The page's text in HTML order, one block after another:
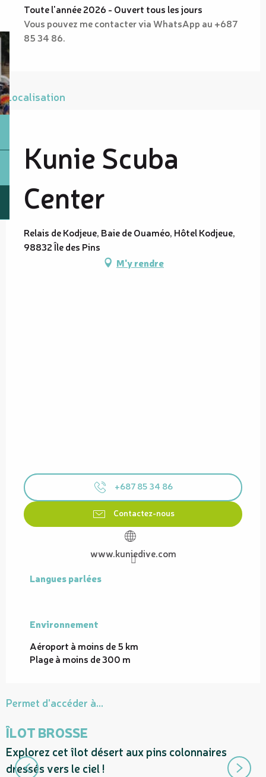
Toute l'année 2026 - Ouvert tous les jours
Vous pouvez me contacter via WhatsApp au +687
85 34 86.
Localisation
Kunie Scuba
Center
Relais de Kodjeue, Baie de Ouaméo, Hôtel Kodjeue,
98832 Île des Pins
M'y rendre
+687 85 34 86
Contactez-nous
www.kuniedive.com
Langues parlées
Langues parlées
Environnement
Environnement
Aéroport à moins de 5 km
Plage à moins de 300 m
Permet d'accéder à...
ÎLOT BROSSE
Explorez cet îlot désert aux pins colonnaires
dressés vers le ciel !